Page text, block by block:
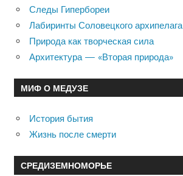
Следы Гипербореи
Лабиринты Соловецкого архипелага
Природа как творческая сила
Архитектура — «Вторая природа»
МИФ О МЕДУЗЕ
История бытия
Жизнь после смерти
СРЕДИЗЕМНОМОРЬЕ